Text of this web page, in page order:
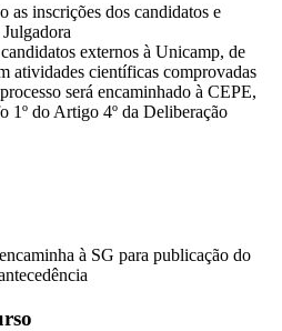
as inscrições dos candidatos e
externos à Unicamp, de
atividades científicas comprovadas
será encaminhado à CEPE,
1º do Artigo 4º da Deliberação
à SG para publicação do